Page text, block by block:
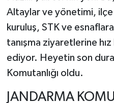
Altaylar ve yönetimi,
kuruluş, STK ve
tanışma ziyaretlerine
ediyor. Heyetin son
Komutanlığı oldu.
JANDARMA